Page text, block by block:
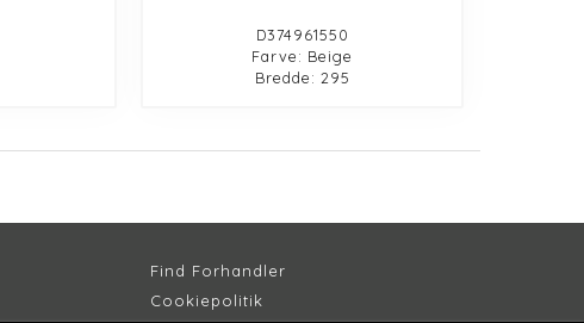
D374961550
Farve: Beige
Bredde: 295
Find Forhandler
Cookiepolitik